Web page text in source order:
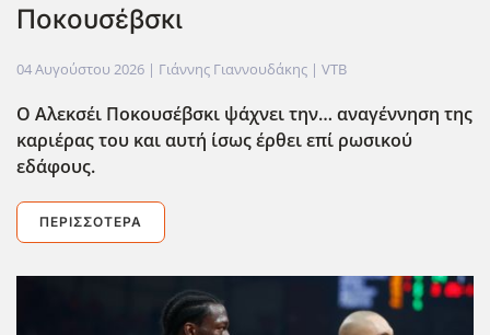
Ποκουσέβσκι
04 Αυγούστου 2026 | Γιάννης Γιαννουδάκης | VTB
Ο Αλεκσέι Ποκουσέβσκι ψάχνει την… αναγέννηση της
καριέρας του και αυτή ίσως έρθει επί ρωσικού
εδάφους.
ΠΕΡΙΣΣΌΤΕΡΑ